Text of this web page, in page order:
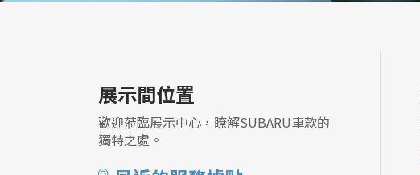
展示間位置
歡迎蒞臨展示中心，瞭解SUBARU車款的
獨特之處。